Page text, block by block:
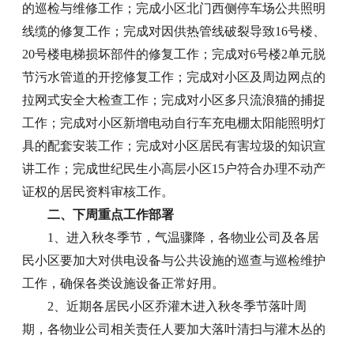
的巡检与维修工作；完成小区北门西侧停车场公共照明
线缆的修复工作；完成对因供热管线破裂导致16号楼、
20号楼电梯损坏部件的修复工作；完成对6号楼2单元脱
节污水管道的开挖修复工作；完成对小区及周边网点的
拉网式安全大检查工作；完成对小区多只流浪猫的捕捉
工作；完成对小区新增电动自行车充电棚太阳能照明灯
具的配套安装工作；完成对小区居民有害垃圾的知识宣
讲工作；完成世纪民生小高层小区15户符合办理不动产
证权的居民资料审核工作。
二、下周重点工作部署
1、进入秋冬季节，气温骤降，各物业公司及各居
民小区要加大对供电设备与公共设施的巡查与巡检维护
工作，确保各类设施设备正常好用。
2、近期各居民小区乔灌木进入秋冬季节落叶周
期，各物业公司相关责任人要加大落叶清扫与灌木丛的